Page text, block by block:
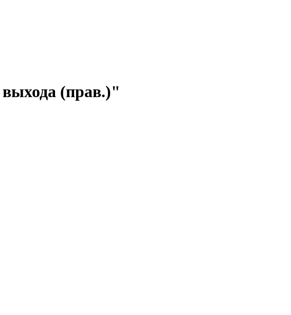
выхода (прав.)"